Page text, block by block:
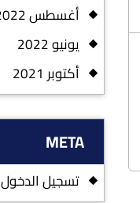
أغسطس 2022
يونيو 2022
أكتوبر 2021
META
تسجيل الدخول